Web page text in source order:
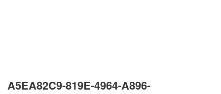
A5EA82C9-819E-4964-A896-